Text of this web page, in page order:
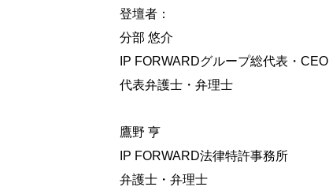
登壇者：
分部 悠介
IP FORWARDグループ総代表・CEO
代表弁護士・弁理士
鷹野 亨
IP FORWARD法律特許事務所
弁護士・弁理士